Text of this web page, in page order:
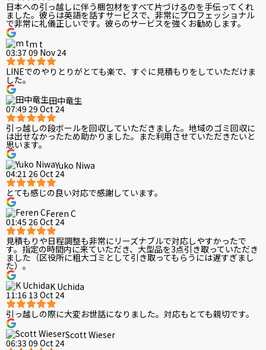
日本への引っ越しに伴う梱包材をすべて片づけるのを手伝ってくれ
ました。彼らは英語を話すサービスで、非常にプロフェッショナル
で非常に礼儀正しいです。彼らのサービスを強くお勧めします。
m t
03:37 09 Nov 24
LINEでのやりとりがとても楽で、すぐに見積もりをしていただけま
した。
田中竜生
07:49 29 Oct 24
引っ越しの段ボールを回収していただきました。地域のゴミ回収に
は出せなかったため助かりました。また利用させていただきたいと
思います。
Yuko Niwa
04:21 26 Oct 24
とても感じの良い対応で感謝しています。
Feren C
01:45 26 Oct 24
見積もりや日程調整も非常にリーズナブルで対応しやすかったで
す。指定の時間内に来ていただき、大型品を3点引き取っていただき
ました（区役所に粗大ゴミとして引き取ってもらうには遅すぎまし
た）。
K Uchida
11:16 13 Oct 24
引っ越しの際に大変お世話になりました。対応もとても親切です。
Scott Wieser
06:33 09 Oct 24